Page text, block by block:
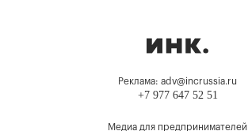
Реклама: adv@incrussia.ru
+7 977 647 52 51
Медиа для предпринимателей